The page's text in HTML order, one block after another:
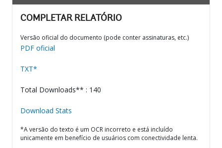
COMPLETAR RELATÓRIO
Versão oficial do documento (pode conter assinaturas, etc.)
PDF oficial
TXT*
Total Downloads** : 140
Download Stats
*A versão do texto é um OCR incorreto e está incluído
unicamente em benefício de usuários com conectividade lenta.